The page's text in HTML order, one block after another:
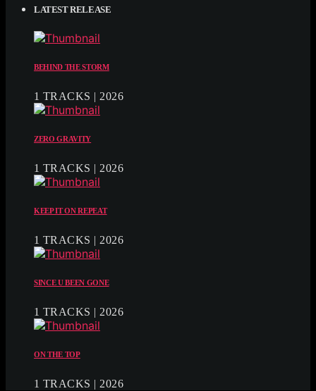
LATEST RELEASE
BEHIND THE STORM
1 TRACKS | 2026
ZERO GRAVITY
1 TRACKS | 2026
KEEP IT ON REPEAT
1 TRACKS | 2026
SINCE U BEEN GONE
1 TRACKS | 2026
ON THE TOP
1 TRACKS | 2026